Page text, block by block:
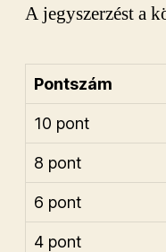
A jegyszerzést a
Pontszám
10 pont
8 pont
6 pont
4 pont